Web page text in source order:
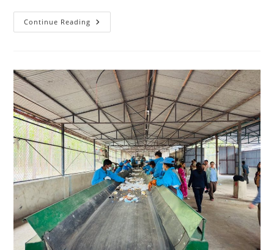
Continue Reading Masa
Depan
Di
Indonesia